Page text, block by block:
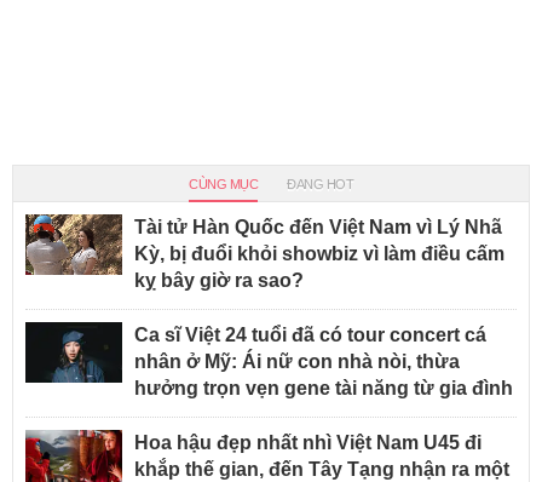
CÙNG MỤC ĐANG HOT
Tài tử Hàn Quốc đến Việt Nam vì Lý Nhã
Kỳ, bị đuổi khỏi showbiz vì làm điều cấm
kỵ bây giờ ra sao?
Ca sĩ Việt 24 tuổi đã có tour concert cá
nhân ở Mỹ: Ái nữ con nhà nòi, thừa
hưởng trọn vẹn gene tài năng từ gia đình
Hoa hậu đẹp nhất nhì Việt Nam U45 đi
khắp thế gian, đến Tây Tạng nhận ra một